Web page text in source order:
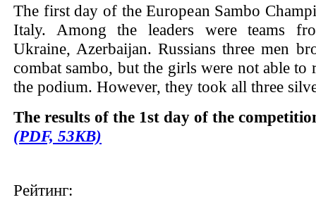
The first day of the European Sambo
Italy. Among the leaders were teams
Ukraine, Azerbaijan. Russians three men
combat sambo, but the girls were not able to
the podium. However, they took all three
The results of the 1st day of the
(PDF, 53KB)
Рейтинг: